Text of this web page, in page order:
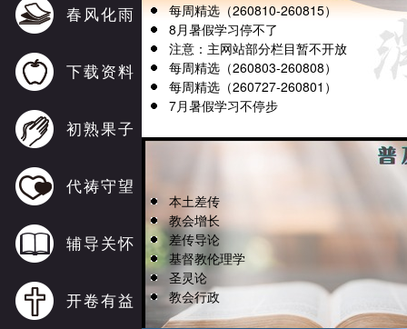
春风化雨
下载资料
初熟果子
代祷守望
辅导关怀
开卷有益
每周精选（260810-260815）
8月暑假学习停不了
注意：主网站部分栏目暂不开放
每周精选（260803-260808）
每周精选（260727-260801）
7月暑假学习不停步
本土差传
教会增长
差传导论
基督教伦理学
圣灵论
教会行政